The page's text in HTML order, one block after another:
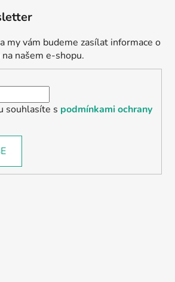
my vám budeme zasílat informace o
našem e-shopu.
souhlasíte s podmínkami ochrany